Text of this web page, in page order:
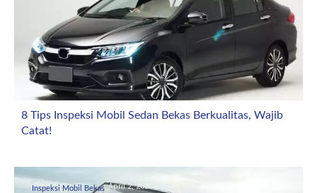
8 Tips Inspeksi Mobil Sedan Bekas Berkualitas, Wajib
Catat!
Inspeksi Mobil Bekas April 2, 2026